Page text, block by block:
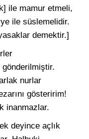
ile mamur etmeli,
ile süslemelidir.
demektir.]
nurlar
gösteririm!
inanmazlar.
deyince açlık